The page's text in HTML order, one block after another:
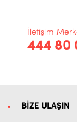
İletişim
444 80
BİZE ULAŞIN